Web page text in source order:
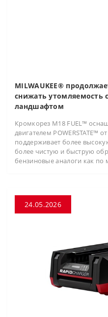
MILWAUKEE®
снижать утомляемость
ландшафтом
Кромкорез M18 FUEL™
двигателем POWERSTATE™
поддерживает более
более чистую и быструю
бензиновые аналоги как по
24.05.2026